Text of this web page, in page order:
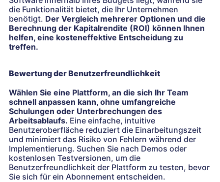
die Funktionalität bietet, die Ihr Unternehmen
benötigt. Der Vergleich mehrerer Optionen und die
Berechnung der Kapitalrendite (ROI) können Ihnen
helfen, eine kosteneffektive Entscheidung zu
treffen.
Bewertung der Benutzerfreundlichkeit
Wählen Sie eine Plattform, an die sich Ihr Team
schnell anpassen kann, ohne umfangreiche
Schulungen oder Unterbrechungen des
Arbeitsablaufs. Eine einfache, intuitive
Benutzeroberfläche reduziert die Einarbeitungszeit
und minimiert das Risiko von Fehlern während der
Implementierung. Suchen Sie nach Demos oder
kostenlosen Testversionen, um die
Benutzerfreundlichkeit der Plattform zu testen, bevor
Sie sich für ein Abonnement entscheiden.